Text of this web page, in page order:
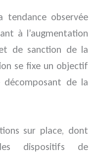
tendance observée
à l’augmentation
de sanction de la
se fixe un objectif
décomposant de la
sur place, dont
dispositifs de